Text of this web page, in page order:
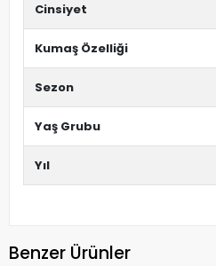
Cinsiyet
Kumaş Özelliği
Sezon
Yaş Grubu
Yıl
Benzer Ürünler